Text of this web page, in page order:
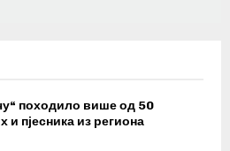
походило више од 50
и пјесника из региона